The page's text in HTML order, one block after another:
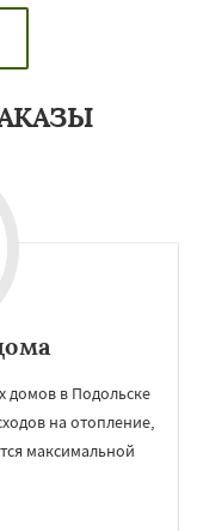
домов в Подольске
на отопление,
максимальной